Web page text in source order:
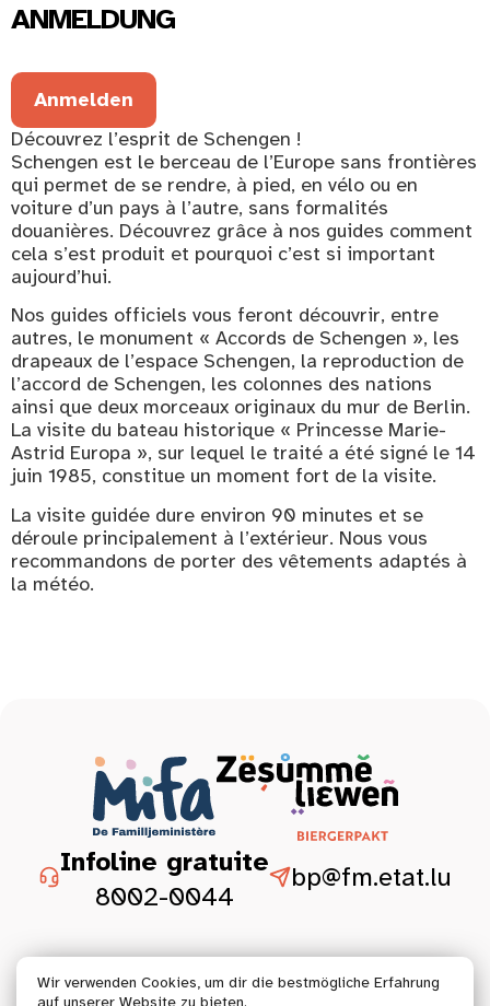
ANMELDUNG
Anmelden
Découvrez l’esprit de Schengen !
Schengen est le berceau de l’Europe sans frontières
qui permet de se rendre, à pied, en vélo ou en
voiture d’un pays à l’autre, sans formalités
douanières. Découvrez grâce à nos guides comment
cela s’est produit et pourquoi c’est si important
aujourd’hui.
Nos guides officiels vous feront découvrir, entre
autres, le monument « Accords de Schengen », les
drapeaux de l’espace Schengen, la reproduction de
l’accord de Schengen, les colonnes des nations
ainsi que deux morceaux originaux du mur de Berlin.
La visite du bateau historique « Princesse Marie-
Astrid Europa », sur lequel le traité a été signé le 14
juin 1985, constitue un moment fort de la visite.
La visite guidée dure environ 90 minutes et se
déroule principalement à l’extérieur. Nous vous
recommandons de porter des vêtements adaptés à
la météo.
Infoline gratuite
8002-0044
bp@fm.etat.lu
Wir verwenden Cookies, um dir die bestmögliche Erfahrung
auf unserer Website zu bieten.